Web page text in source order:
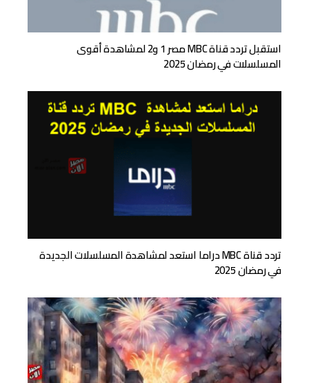
استقبل تردد قناة MBC مصر 1 و2 لمشاهدة أقوى
المسلسلات في رمضان 2025
تردد قناة MBC دراما استعد لمشاهدة المسلسلات الجديدة
في رمضان 2025